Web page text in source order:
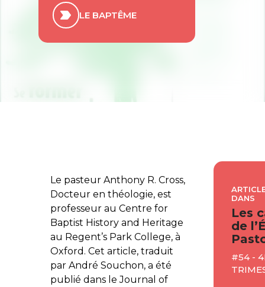
LE BAPTÊME
Le pasteur Anthony R. Cross,
Docteur en théologie, est
professeur au Centre for
Baptist History and Heritage
au Regent’s Park College, à
Oxford. Cet article, traduit
par André Souchon, a été
publié dans le Journal of
DANS
Les
de
#54 -